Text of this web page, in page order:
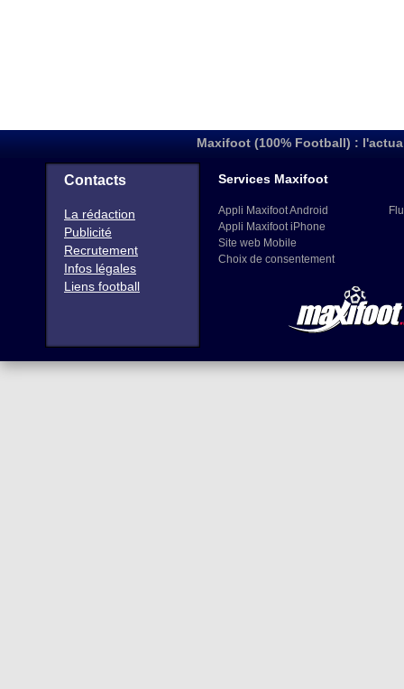
Maxifoot (100% Football) :
Contacts
La rédaction
Publicité
Recrutement
Infos légales
Liens football
Services Maxifoot
Appli Maxifoot Android
Appli Maxifoot iPhone
Site web Mobile
Choix de consentement